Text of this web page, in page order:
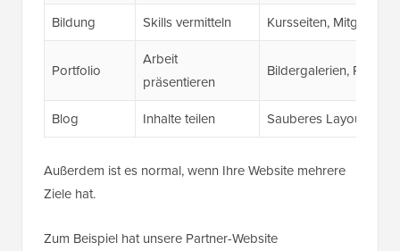
Bildung
Skills vermitteln Kursseiten,
Portfolio
Arbeit
präsentieren
Bildergalerien,
Blog Inhalte teilen Sauberes Layout,
Außerdem ist es normal, wenn Ihre Website mehrere
Ziele hat.
Zum Beispiel hat unsere Partner-Website